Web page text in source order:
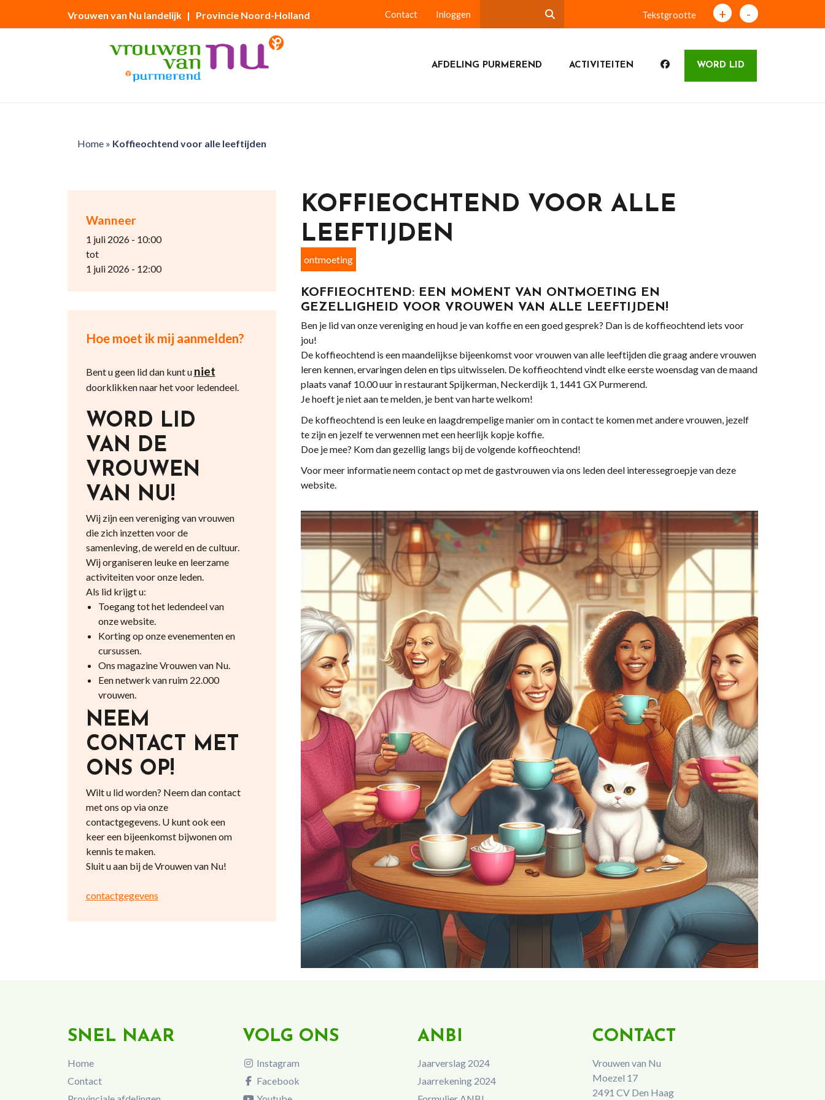
Vrouwen van Nu landelijk | Provincie Noord-Holland Contact Inloggen Tekstgrootte + -
AFDELING PURMEREND ACTIVITEITEN WORD LID
Home» Koffieochtend voor alle leeftijden
Wanneer
1 juli 2026 - 10:00
tot
1 juli 2026 - 12:00
Hoe moet ik mij aanmelden?
Bent u geen lid dan kunt u niet
doorklikken naar het voor ledendeel.
WORD LID
VAN DE
VROUWEN
VAN NU!
Wij zijn een vereniging van vrouwen
die zich inzetten voor de
samenleving, de wereld en de cultuur.
Wij organiseren leuke en leerzame
activiteiten voor onze leden.
Als lid krijgt u:
Toegang tot het ledendeel van
onze website.
Korting op onze evenementen en
cursussen.
Ons magazine Vrouwen van Nu.
Een netwerk van ruim 22.000
vrouwen.
NEEM
CONTACT MET
ONS OP!
Wilt u lid worden? Neem dan contact
met ons op via onze
contactgegevens. U kunt ook een
keer een bijeenkomst bijwonen om
kennis te maken.
Sluit u aan bij de Vrouwen van Nu!
contactgegevens
KOFFIEOCHTEND VOOR ALLE
LEEFTIJDEN
ontmoeting
KOFFIEOCHTEND: EEN MOMENT VAN ONTMOETING EN
GEZELLIGHEID VOOR VROUWEN VAN ALLE LEEFTIJDEN!
Ben je lid van onze vereniging en houd je van koffie en een goed gesprek? Dan is de koffieochtend iets voor
jou!
De koffieochtend is een maandelijkse bijeenkomst voor vrouwen van alle leeftijden die graag andere vrouwen
leren kennen, ervaringen delen en tips uitwisselen. De koffieochtend vindt elke eerste woensdag van de maand
plaats vanaf 10.00 uur in restaurant Spijkerman, Neckerdijk 1, 1441 GX Purmerend.
Je hoeft je niet aan te melden, je bent van harte welkom!
De koffieochtend is een leuke en laagdrempelige manier om in contact te komen met andere vrouwen, jezelf
te zijn en jezelf te verwennen met een heerlijk kopje koffie.
Doe je mee? Kom dan gezellig langs bij de volgende koffieochtend!
Voor meer informatie neem contact op met de gastvrouwen via ons leden deel interessegroepje van deze
website.
SNEL NAAR
Home
Contact
VOLG ONS
Instagram
Facebook
ANBI
Jaarverslag 2024
Jaarrekening 2024
CONTACT
Vrouwen van Nu
Moezel 17
2491 CV Den Haag